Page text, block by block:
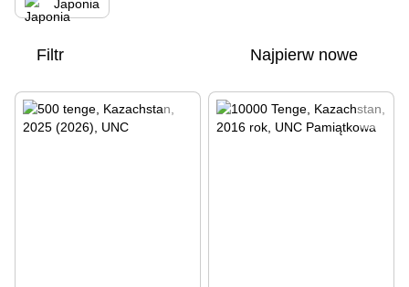
Japonia
Filtr Najpierw nowe